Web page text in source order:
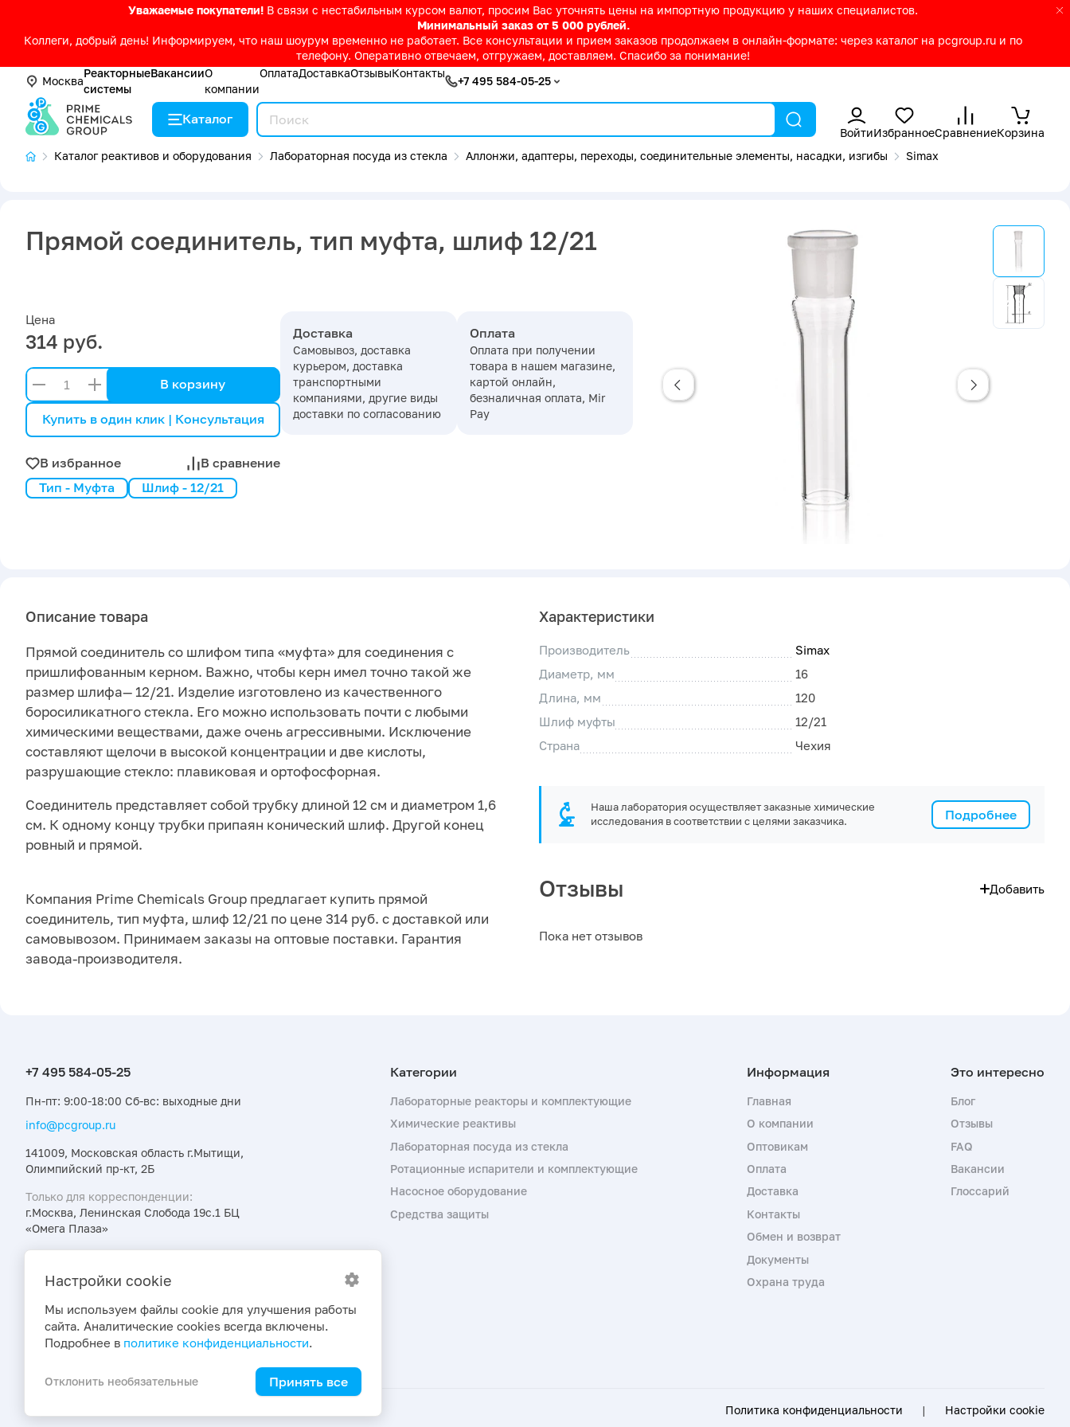
Уважаемые покупатели! В связи с нестабильным курсом валют, просим Вас уточнять цены на импортную продукцию у наших специалистов.
Минимальный заказ от 5 000 рублей.
Коллеги, добрый день! Информируем, что наш шоурум временно не работает. Все консультации и прием заказов продолжаем в онлайн-формате: через каталог на pcgroup.ru и по
телефону. Оперативно отвечаем, отгружаем, доставляем. Спасибо за понимание!
Москва
Реакторные
системы
ВакансииО
компании
ОплатаДоставкаОтзывыКонтакты
+7 495 584-05-25
Каталог
ВойтиИзбранноеСравнениеКорзина
Каталог реактивов и оборудования
Лабораторная посуда из стекла Аллонжи, адаптеры, переходы, соединительные элементы, насадки, изгибы Simax
Прямой соединитель, тип муфта, шлиф 12/21
Цена
314 руб.
В корзину
Купить в один клик | Консультация
В избранное В сравнение
Доставка
Самовывоз, доставка
курьером, доставка
транспортными
компаниями, другие виды
доставки по согласованию
Оплата
Оплата при получении
товара в нашем магазине,
картой онлайн,
безналичная оплата, Mir
Pay
Тип - Муфта Шлиф - 12/21
Описание товара
Прямой соединитель со шлифом типа «муфта» для соединения с
пришлифованным керном. Важно, чтобы керн имел точно такой же
размер шлифа— 12/21. Изделие изготовлено из качественного
боросиликатного стекла. Его можно использовать почти с любыми
химическими веществами, даже очень агрессивными. Исключение
составляют щелочи в высокой концентрации и две кислоты,
разрушающие стекло: плавиковая и ортофосфорная.
Соединитель представляет собой трубку длиной 12 см и диаметром 1,6
см. К одному концу трубки припаян конический шлиф. Другой конец
ровный и прямой.
Компания Prime Chemicals Group предлагает купить прямой
соединитель, тип муфта, шлиф 12/21 по цене 314 руб. с доставкой или
самовывозом. Принимаем заказы на оптовые поставки. Гарантия
завода-производителя.
Характеристики
Производитель
Simax
Диаметр, мм
16
Длина, мм
120
Шлиф муфты
12/21
Страна
Чехия
Подробнее
Наша лаборатория осуществляет заказные химические
исследования в соответствии с целями заказчика.
Отзывы Добавить
Пока нет отзывов
Пн-пт: 9:00-18:00 Сб-вс: выходные дни
info@pcgroup.ru
141009, Московская область г.Мытищи,
Олимпийский пр-кт, 2Б
Только для корреспонденции:
г.Москва, Ленинская Слобода 19с.1 БЦ
«Омега Плаза»
акциях и новостях первыми
Лабораторные реакторы и комплектующие
Химические реактивы
Лабораторная посуда из стекла
Ротационные испарители и комплектующие
Насосное оборудование
Средства защиты
Главная
О компании
Оптовикам
Оплата
Доставка
Контакты
Обмен и возврат
Документы
Охрана труда
Блог
Отзывы
FAQ
Вакансии
Глоссарий
Политика конфиденциальности | Настройки cookie
Настройки cookie
Мы используем файлы cookie для улучшения работы
сайта. Аналитические cookies всегда включены.
Подробнее в политике конфиденциальности.
Отклонить необязательные Принять все